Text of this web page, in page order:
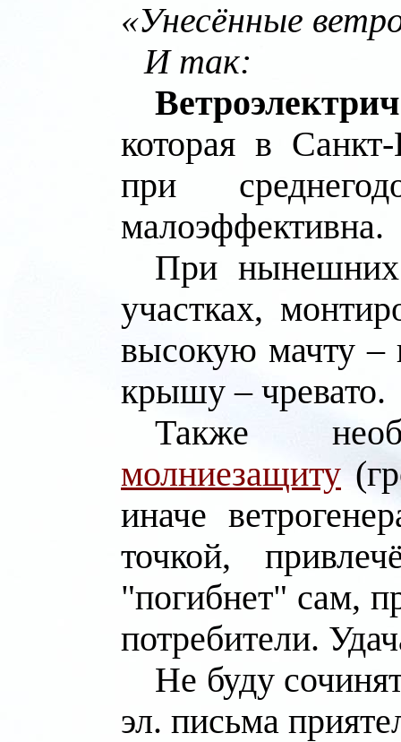
«Унесённые
И так:
которая в
при
малоэффективна.
При
участках,
высокую мачту –
крышу – чревато.
Также
молниезащиту
иначе
точкой,
"погибнет" сам,
потребители.
Не буду
эл. письма